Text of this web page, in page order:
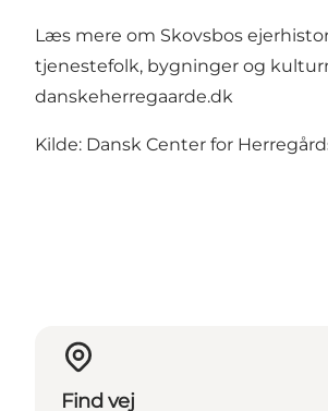
Læs mere om Skovsbos
tjenestefolk, bygninger og
danskeherregaarde.dk
Kilde: Dansk Center for
Find vej